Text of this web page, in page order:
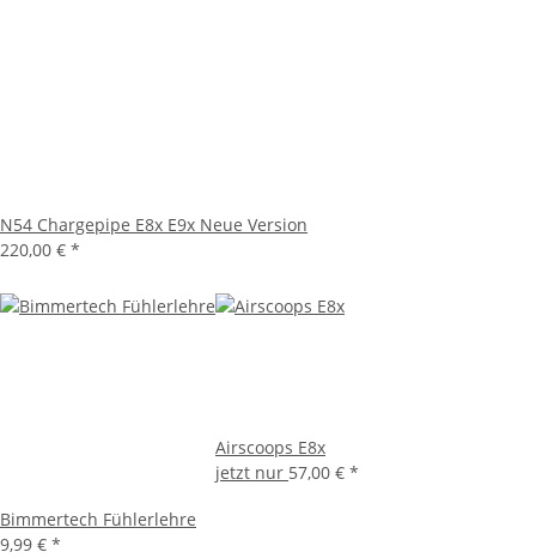
N54 Chargepipe E8x E9x Neue Version
220,00 € *
Bimmertech Fühlerlehre
9,99 € *
Airscoops E8x
jetzt nur 57,00 € *